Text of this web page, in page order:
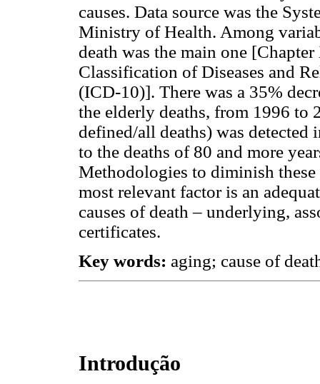
causes. Data source was the
Ministry of Health. Among
death was the main one
Classification of Diseases and
(ICD-10)]. There was a 35%
the elderly deaths, from 1996 to
defined/all deaths) was detected
to the deaths of 80 and more
Methodologies to diminish
most relevant factor is an
causes of death – underlying,
certificates.
Key words: aging; cause of
Introdução